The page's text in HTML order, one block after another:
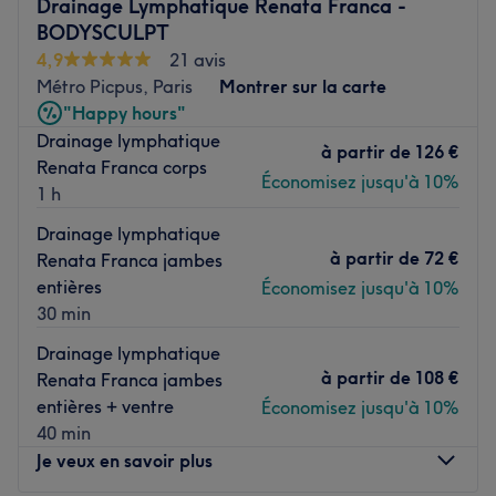
votre peau. Au programme : des épilations, des soins du
visage, des massages ainsi que des beautés des mains et
des pieds !
Transports publics les plus proches :
L'institut se situe à environ cinq minutes à pied des
stations de métro Porte de Charenton et Michel Bizot,
desservies par la ligne 8.
L’équipe :
Barbara, Aiya et Jeanne se font un plaisir de vous
accueillir et seront ravies de partager leur savoir-faire
pour vous faire profiter d'un agréable moment.
Nos coups de cœur :
L’atmosphère : une ambiance conviviale dans un institut
moderne où l’on se sent à l'aise.
Les spécialités de l’établissement : les soins du visage et
du corps.
Drainage Lymphatique Renata Franca -
BODYSCULPT
4,9
21 avis
Métro Picpus, Paris
Montrer sur la carte
"Happy hours"
Drainage lymphatique
Renata Franca corps
1 h
à partir de 126 €
Économisez jusqu'à 10%
Drainage lymphatique
Renata Franca jambes
entières
30 min
à partir de 72 €
Économisez jusqu'à 10%
Drainage lymphatique
Renata Franca jambes
entières + ventre
40 min
à partir de 108 €
Économisez jusqu'à 10%
Je veux en savoir plus